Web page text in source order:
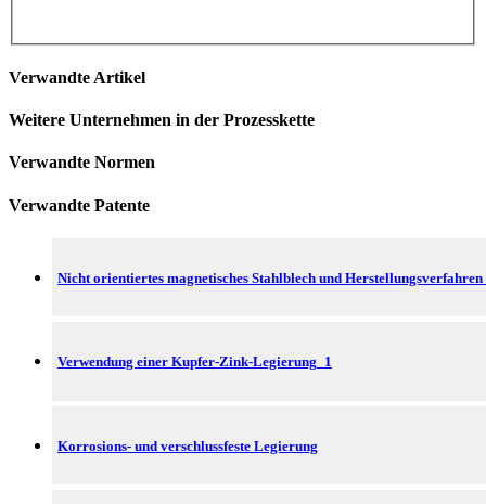
Verwandte Artikel
Weitere Unternehmen in der Prozesskette
Verwandte Normen
Verwandte Patente
Nicht orientiertes magnetisches Stahlblech und
Verwendung einer Kupfer-Zink-Legierung_1
Korrosions- und verschlussfeste Legierung